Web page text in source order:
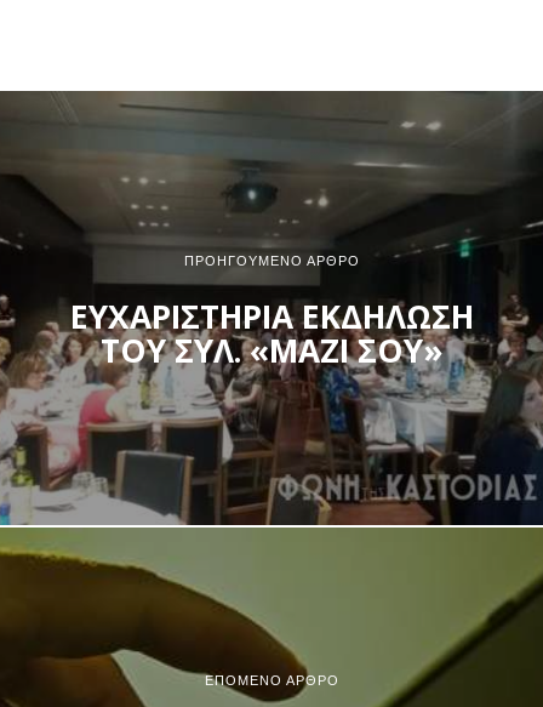
ΠΡΟΗΓΟΎΜΕΝΟ ΆΡΘΡΟ
ΕΥΧΑΡΙΣΤΗΡΙΑ ΕΚΔΗΛΩΣΗ
ΤΟΥ ΣΥΛ. «ΜΑΖΙ ΣΟΥ»
ΕΠΌΜΕΝΟ ΆΡΘΡΟ